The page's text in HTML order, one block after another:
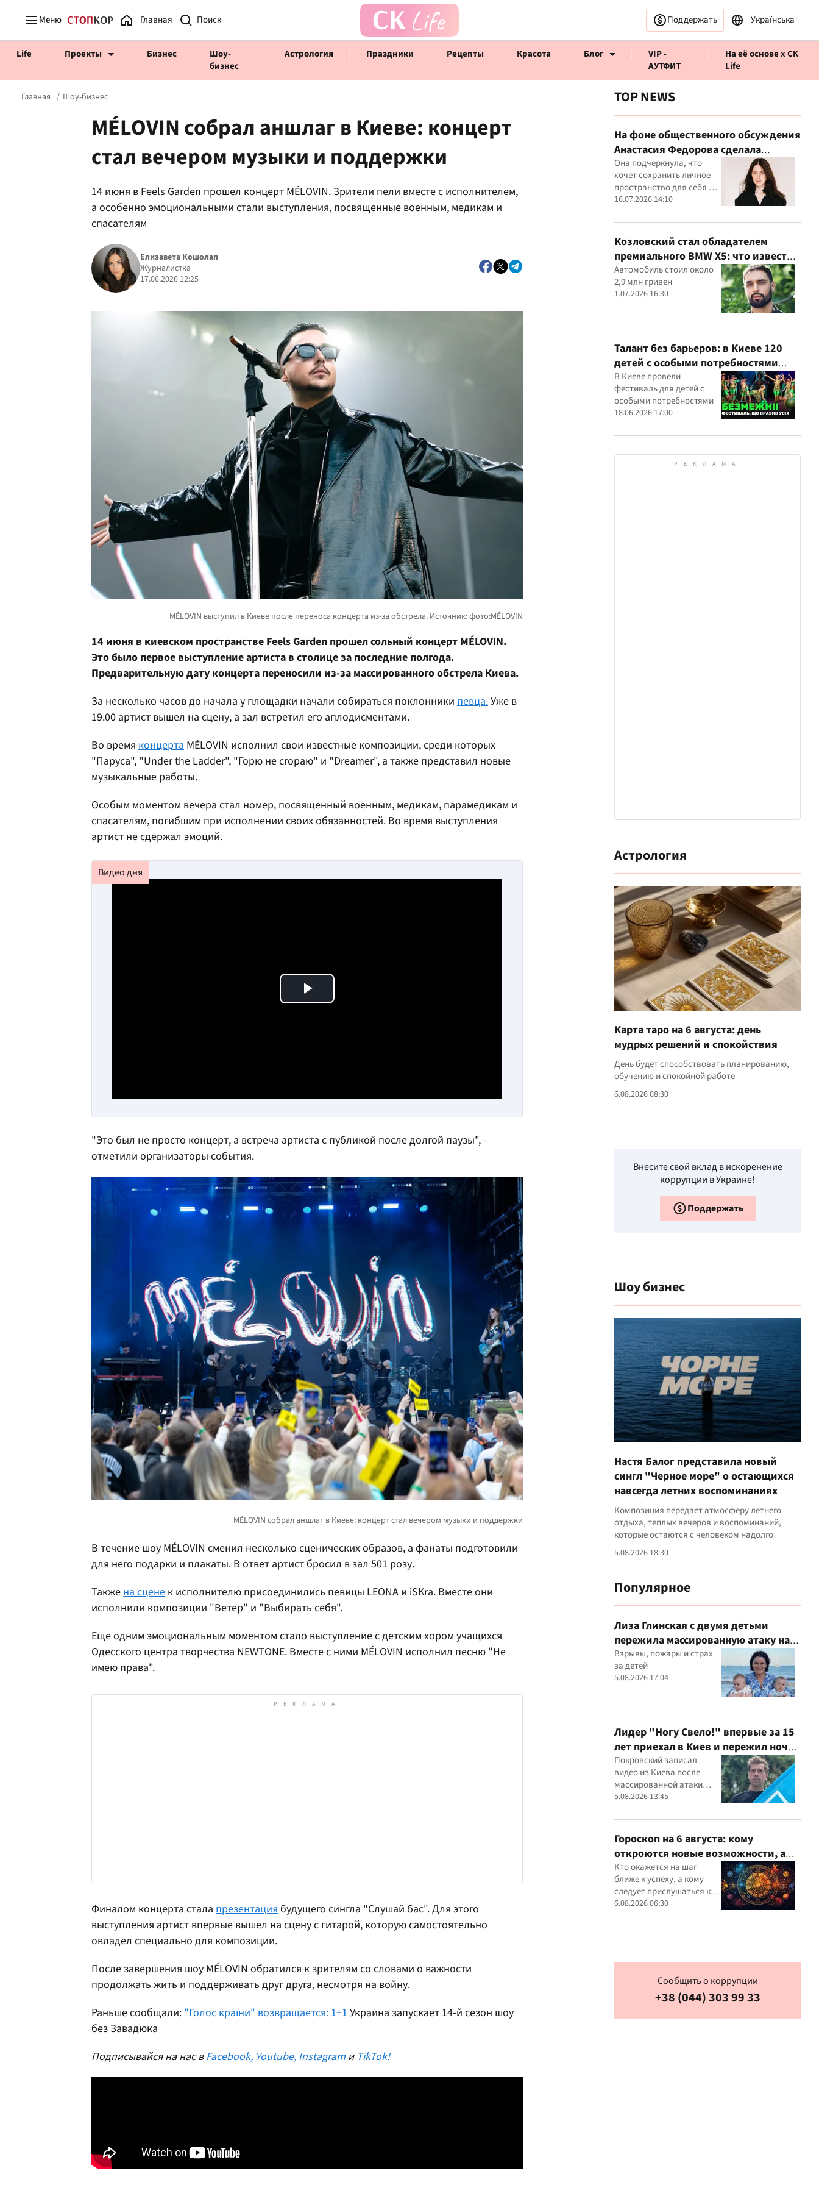
Меню Главная Поддержать Українська
Life Проекты Бизнес
Шоу-
бизнес
Астрология Праздники Рецепты Красота Блог
VIP -
АУТФИТ
На её основе x CK
Life
ВІДВЕРТІ Говорят инфлюенсеры
Главная Шоу-бизнес
MÉLOVIN собрал аншлаг в Киеве: концерт
стал вечером музыки и поддержки
14 июня в Feels Garden прошел концерт MÉLOVIN. Зрители пели вместе с исполнителем,
а особенно эмоциональными стали выступления, посвященные военным, медикам и
спасателям
Елизавета Кошолап
Журналистка
17.06.2026 12:25
14 июня в киевском пространстве Feels Garden прошел сольный концерт MÉLOVIN.
Это было первое выступление артиста в столице за последние полгода.
Предварительную дату концерта переносили из-за массированного обстрела Киева.
За несколько часов до начала у площадки начали собираться поклонники певца.Уже в
19.00 артист вышел на сцену, а зал встретил его аплодисментами.
Во время концерта MÉLOVIN исполнил свои известные композиции, среди которых
"Паруса", "Under the Ladder", "Горю не сгораю" и "Dreamer", а также представил новые
музыкальные работы.
Особым моментом вечера стал номер, посвященный военным, медикам, парамедикам и
спасателям, погибшим при исполнении своих обязанностей. Во время выступления
артист не сдержал эмоций.
Play Video
"Это был не просто концерт, а встреча артиста с публикой после долгой паузы", -
отметили организаторы события.
В течение шоу MÉLOVIN сменил несколько сценических образов, а фанаты подготовили
для него подарки и плакаты. В ответ артист бросил в зал 501 розу.
Также на сцене к исполнителю присоединились певицы LEONA и iSKra. Вместе они
исполнили композиции "Ветер" и "Выбирать себя".
Еще одним эмоциональным моментом стало выступление с детским хором учащихся
Одесского центра творчества NEWTONE. Вместе с ними MÉLOVIN исполнил песню "Не
имею права".
Финалом концерта стала презентация будущего сингла "Слушай бас". Для этого
выступления артист впервые вышел на сцену с гитарой, которую самостоятельно
овладел специально для композиции.
После завершения шоу MÉLOVIN обратился к зрителям со словами о важности
продолжать жить и поддерживать друг друга, несмотря на войну.
Раньше сообщали: "Голос країни" возвращается: 1+1 Украина запускает 14-й сезон шоу
без Завадюка
Подписывайся на нас вFacebook, Youtube, Instagram и TikTok!
TOP NEWS
На фоне общественного обсуждения
Анастасия Федорова сделала
публичное заявление
Она подчеркнула, что
хочет сохранить личное
пространство для себя и
своего ребенка
16.07.2026 14:10
Козловский стал обладателем
премиального BMW X5: что известно
о покупке
Автомобиль стоил около
2,9 млн гривен
1.07.2026 16:30
Талант без барьеров: в Киеве 120
детей с особыми потребностями
выступили на всеукраинском
фестивале
В Киеве провели
фестиваль для детей с
особыми потребностями
18.06.2026 17:00
Астрология
Карта таро на 6 августа: день
мудрых решений и спокойствия
День будет способствовать планированию,
обучению и спокойной работе
6.08.2026 08:30
Внесите свой вклад в искоренение
коррупции в Украине!
Поддержать
Шоу бизнес
Настя Балог представила новый
сингл "Черное море" о остающихся
навсегда летних воспоминаниях
Композиция передает атмосферу летнего
отдыха, теплых вечеров и воспоминаний,
которые остаются с человеком надолго
5.08.2026 18:30
Популярное
Лиза Глинская с двумя детьми
пережила массированную атаку на
Киев
Взрывы, пожары и страх
за детей
5.08.2026 17:04
Лидер "Ногу Свело!" впервые за 15
лет приехал в Киев и пережил ночь
в укрытии
Покровский записал
видео из Киева после
массированной атаки
ракет и дронов
5.08.2026 13:45
Гороскоп на 6 августа: кому
откроются новые возможности, а
кому следует довериться интуиции
Кто окажется на шаг
ближе к успеху, а кому
следует прислушаться к
интуиции
6.08.2026 06:30
Сообщить о коррупции
+38 (044) 303 99 33